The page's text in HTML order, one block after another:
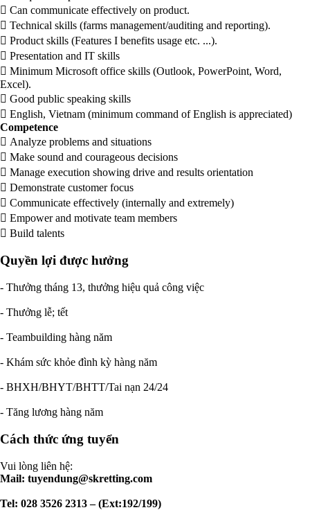
 Can communicate effectively on product.
 Technical skills (farms management/auditing and reporting).
 Product skills (Features I benefits usage etc. ...).
 Presentation and IT skills
 Minimum Microsoft office skills (Outlook, PowerPoint, Word,
Excel).
 Good public speaking skills
 English, Vietnam (minimum command of English is appreciated)
Competence
 Analyze problems and situations
 Make sound and courageous decisions
 Manage execution showing drive and results orientation
 Demonstrate customer focus
 Communicate effectively (internally and extremely)
 Empower and motivate team members
 Build talents
Quyền lợi được hưởng
- Thưởng tháng 13, thưởng hiệu quả công việc
- Thưởng lễ; tết
- Teambuilding hàng năm
- Khám sức khỏe đình kỳ hàng năm
- BHXH/BHYT/BHTT/Tai nạn 24/24
- Tăng lương hàng năm
Cách thức ứng tuyển
Vui lòng liên hệ:
Mail: tuyendung@skretting.com
Tel: 028 3526 2313 – (Ext:192/199)